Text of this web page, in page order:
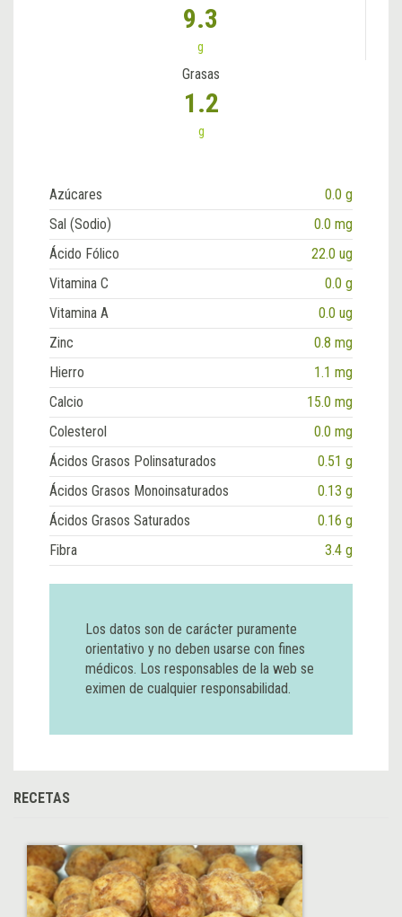
9.3
g
Grasas
1.2
g
Azúcares
0.0 g
Sal (Sodio)
0.0 mg
Ácido Fólico
22.0 ug
Vitamina C
0.0 g
Vitamina A
0.0 ug
Zinc
0.8 mg
Hierro
1.1 mg
Calcio
15.0 mg
Colesterol
0.0 mg
Ácidos Grasos Polinsaturados
0.51 g
Ácidos Grasos Monoinsaturados
0.13 g
Ácidos Grasos Saturados
0.16 g
Fibra
3.4 g
Los datos son de carácter puramente
orientativo y no deben usarse con fines
médicos. Los responsables de la web se
eximen de cualquier responsabilidad.
RECETAS